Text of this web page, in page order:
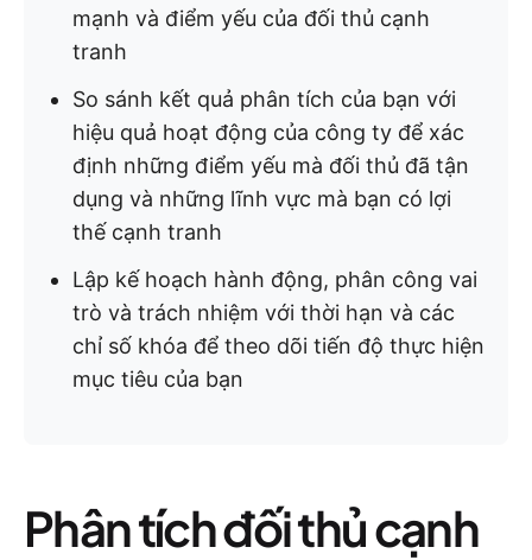
mạnh và điểm yếu của đối thủ cạnh
tranh
So sánh kết quả phân tích của bạn với
hiệu quả hoạt động của công ty để xác
định những điểm yếu mà đối thủ đã tận
dụng và những lĩnh vực mà bạn có lợi
thế cạnh tranh
Lập kế hoạch hành động, phân công vai
trò và trách nhiệm với thời hạn và các
chỉ số khóa để theo dõi tiến độ thực hiện
mục tiêu của bạn
Phân tích đối thủ cạnh